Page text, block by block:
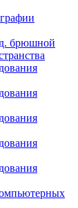
брюшной